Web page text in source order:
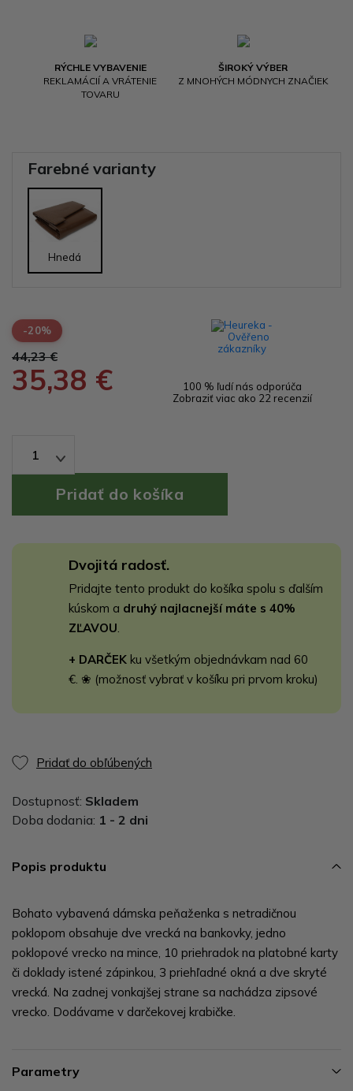
RÝCHLE VYBAVENIE
REKLAMÁCIÍ A VRÁTENIE
TOVARU
ŠIROKÝ VÝBER
Z MNOHÝCH MÓDNYCH ZNAČIEK
Farebné varianty
Hnedá
-20%
44,23 €
35,38 €
100 % ľudí nás odporúča
Zobraziť viac ako 22 recenzií
1
Dvojitá radosť.
Pridajte tento produkt do košíka spolu s ďalším
kúskom a druhý najlacnejší máte s 40%
ZĽAVOU
+ DARČEK ku všetkým objednávkam nad 60
€. ❀ (možnosť vybrať v košíku pri prvom kroku)
Pridať do obľúbených
Dostupnosť: Skladem
Doba dodania: 1 - 2 dni
Popis produktu
Bohato vybavená dámska peňaženka s netradičnou
poklopom obsahuje dve vrecká na bankovky, jedno
poklopové vrecko na mince, 10 priehradok na platobné karty
či doklady istené zápinkou, 3 priehľadné okná a dve skryté
vrecká. Na zadnej vonkajšej strane sa nachádza zipsové
vrecko. Dodávame v darčekovej krabičke.
Parametry